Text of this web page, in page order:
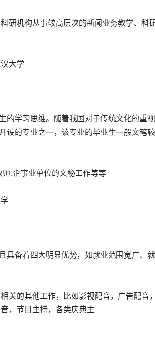
研机构从事较高层次的新闻业务教学、科
大学
的学习思维。随着我国对于传统文化的重
设的专业之一，该专业的毕业生一般文笔较
:企事业单位的文秘工作等等
具备着四大明显优势，如就业范围宽广、
关的其他工作，比如影视配音，广告配音
，节目主持，各类庆典主